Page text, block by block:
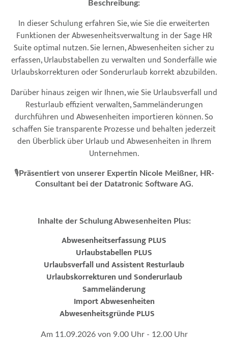
Beschreibung:
In dieser Schulung erfahren Sie, wie Sie die erweiterten
Funktionen der Abwesenheitsverwaltung in der Sage HR
Suite optimal nutzen. Sie lernen, Abwesenheiten sicher zu
erfassen, Urlaubstabellen zu verwalten und Sonderfälle wie
Urlaubskorrekturen oder Sonderurlaub korrekt abzubilden.
Darüber hinaus zeigen wir Ihnen, wie Sie Urlaubsverfall und
Resturlaub effizient verwalten, Sammeländerungen
durchführen und Abwesenheiten importieren können. So
schaffen Sie transparente Prozesse und behalten jederzeit
den Überblick über Urlaub und Abwesenheiten in Ihrem
Unternehmen.
🎙️Präsentiert von unserer Expertin Nicole Meißner, HR-
Consultant bei der Datatronic Software AG.
Inhalte der Schulung Abwesenheiten Plus:
Abwesenheitserfassung PLUS
Urlaubstabellen PLUS
Urlaubsverfall und Assistent Resturlaub
Urlaubskorrekturen und Sonderurlaub
Sammeländerung
Import Abwesenheiten
Abwesenheitsgründe PLUS
Am 11.09.2026 von 9.00 Uhr - 12.00 Uhr